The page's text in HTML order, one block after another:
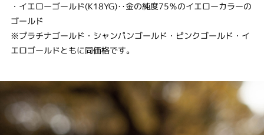
・イエローゴールド(K18YG)‥金の純度75％のイエローカラーの
ゴールド
※プラチナゴールド・シャンパンゴールド・ピンクゴールド・イ
エロゴールドともに同価格です。